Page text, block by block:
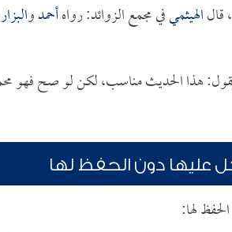
، قالالهيثميفي مجمع الزوائد: رواهأحمدوالبزار
يقول: هذا الحديث مناسب، لكن لو صح فهو
عليها دون الحفظ لها
لها: